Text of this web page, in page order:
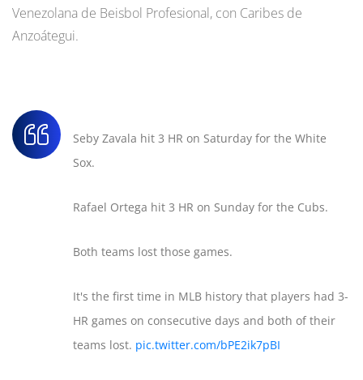
Venezolana de Beisbol Profesional, con Caribes de
Anzoátegui.
Seby Zavala hit 3 HR on Saturday for the White
Sox.
Rafael Ortega hit 3 HR on Sunday for the Cubs.
Both teams lost those games.
It's the first time in MLB history that players had 3-
HR games on consecutive days and both of their
teams lost. pic.twitter.com/bPE2ik7pBI